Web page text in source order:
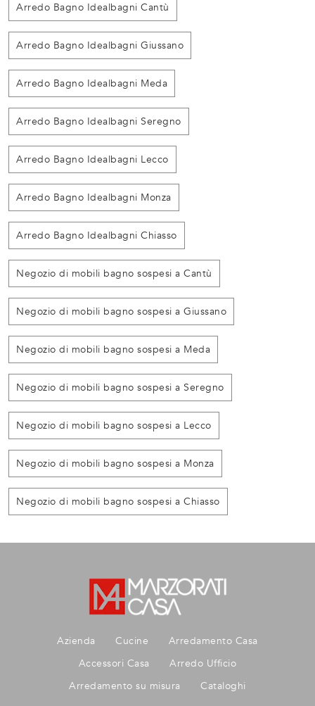
Arredo Bagno Idealbagni Cantù
Arredo Bagno Idealbagni Giussano
Arredo Bagno Idealbagni Meda
Arredo Bagno Idealbagni Seregno
Arredo Bagno Idealbagni Lecco
Arredo Bagno Idealbagni Monza
Arredo Bagno Idealbagni Chiasso
Negozio di mobili bagno sospesi a Cantù
Negozio di mobili bagno sospesi a Giussano
Negozio di mobili bagno sospesi a Meda
Negozio di mobili bagno sospesi a Seregno
Negozio di mobili bagno sospesi a Lecco
Negozio di mobili bagno sospesi a Monza
Negozio di mobili bagno sospesi a Chiasso
Azienda Cucine
Arredamento Casa
Accessori Casa
Arredo Ufficio
Arredamento su misura
Cataloghi